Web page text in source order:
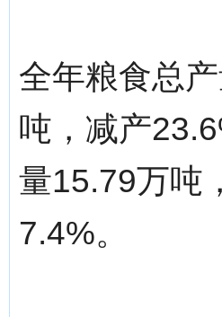
全年粮食总
吨，减产
量15.79万吨
7.4%。